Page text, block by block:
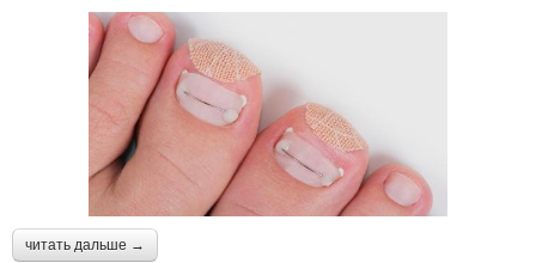
читать дальше →